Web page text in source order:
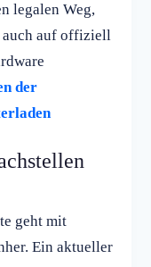
legalen Weg,
auch auf offiziell
der
geht mit
Ein aktueller